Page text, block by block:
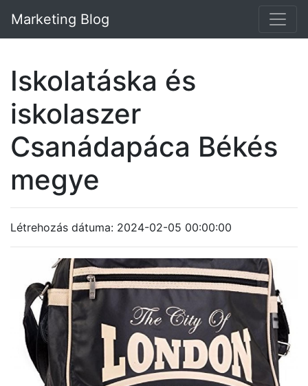
Marketing Blog
Iskolatáska és
iskolaszer
Csanádapáca Békés
megye
Létrehozás dátuma: 2024-02-05 00:00:00